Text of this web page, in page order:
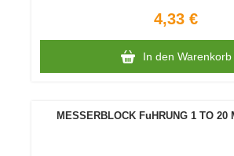
4,33 €
In den Warenkorb
MESSERBLOCK FuHRUNG 1 TO 20